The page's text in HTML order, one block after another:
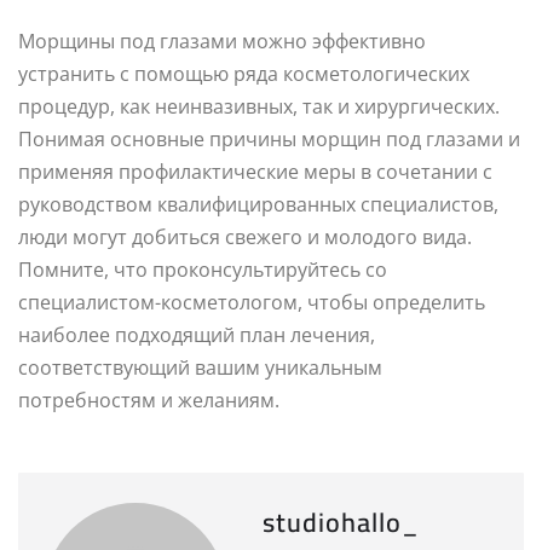
Морщины под глазами можно эффективно
устранить с помощью ряда косметологических
процедур, как неинвазивных, так и хирургических.
Понимая основные причины морщин под глазами и
применяя профилактические меры в сочетании с
руководством квалифицированных специалистов,
люди могут добиться свежего и молодого вида.
Помните, что проконсультируйтесь со
специалистом-косметологом, чтобы определить
наиболее подходящий план лечения,
соответствующий вашим уникальным
потребностям и желаниям.
studiohallo_